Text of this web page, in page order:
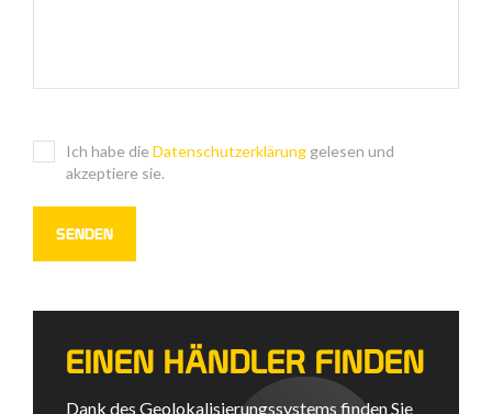
Ich habe die Datenschutzerklärung gelesen und
akzeptiere sie.
EINEN HÄNDLER FINDEN
Dank des Geolokalisierungssystems finden Sie